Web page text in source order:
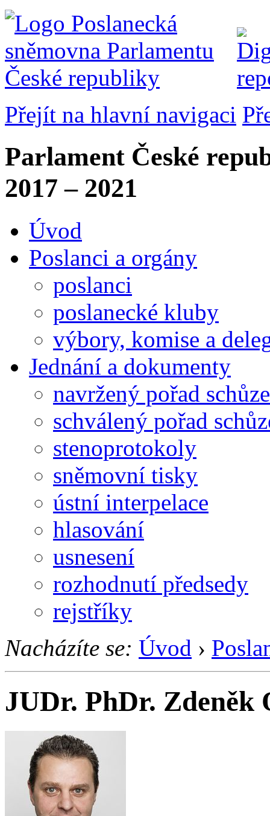
Přejít na hlavní navigaci
Parlament České
2017 – 2021
Úvod
Poslanci a orgány
poslanci
poslanecké kluby
výbory, komise a
Jednání a dokumenty
navržený pořad schůze
schválený pořad
stenoprotokoly
sněmovní tisky
ústní interpelace
hlasování
usnesení
rozhodnutí předsedy
rejstříky
Nacházíte se: Úvod ›
JUDr. PhDr. Zdeněk